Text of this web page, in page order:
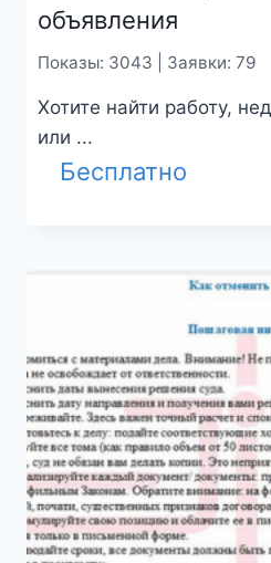
объявления
Показы: 3043 | Заявки: 79
Хотите найти работу,
или ...
Бесплатно